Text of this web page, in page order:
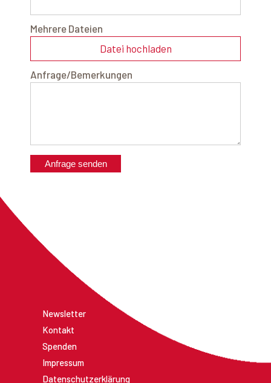
Mehrere Dateien
Datei hochladen
Anfrage/Bemerkungen
Anfrage senden
Newsletter
Kontakt
Spenden
Impressum
Datenschutzerklärung